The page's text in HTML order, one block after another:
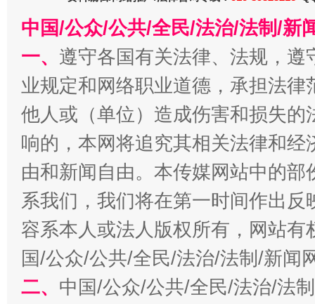
千年窑火 生生不息 一
揭开“小金库”的免责幌子
中国/公众/公共/全民/法治/法制/新
一、 遵守各国有关法律、法规，
业规定和网络职业道德，承担法
他人或（单位）造成伤害和损失
响的，本网将追究其相关法律和
由和新闻自由。本传媒网站中的
系我们，我们将在第一时间作出
容系本人或法人版权所有，网站
国/公众/公共/全民/法治/法制/新闻
二、 中国/公众/公共/全民/法治/法